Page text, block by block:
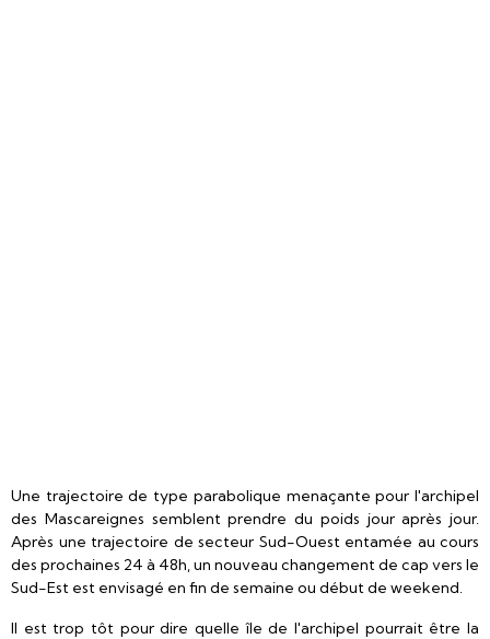
Une trajectoire de type parabolique menaçante pour l'archipel
des Mascareignes semblent prendre du poids jour après jour.
Après une trajectoire de secteur Sud-Ouest entamée au cours
des prochaines 24 à 48h, un nouveau changement de cap vers le
Sud-Est est envisagé en fin de semaine ou début de weekend.
Il est trop tôt pour dire quelle île de l'archipel pourrait être la